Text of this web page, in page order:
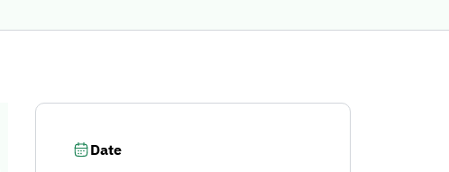
Date